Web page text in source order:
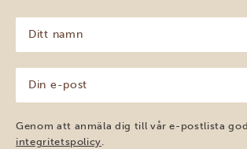
namn
(Obligatoriskt)
post
(Obligatoriskt)
Genom att anmäla dig till vår e-postlista
integritetspolicy.